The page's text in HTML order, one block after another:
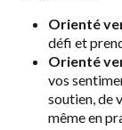
Orienté
défi et
Orienté
vos
soutien, de
même en